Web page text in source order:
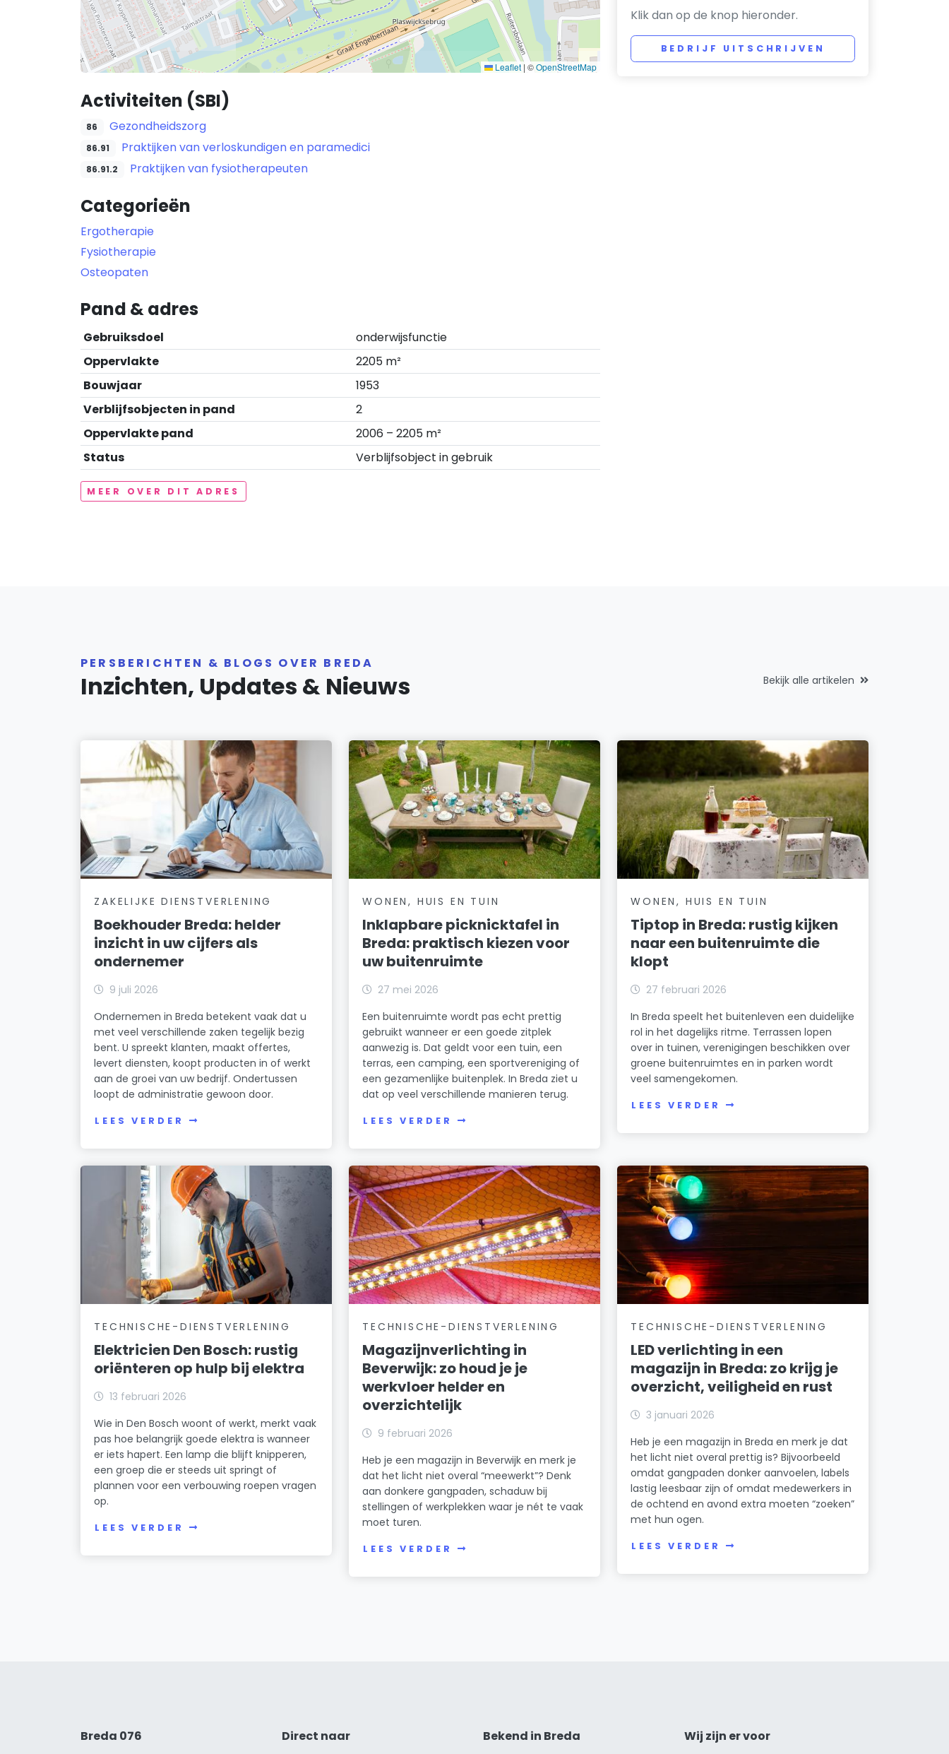
Leaflet | ©OpenStreetMap
Activiteiten (SBI)
86 Gezondheidszorg
86.91 Praktijken van verloskundigen en paramedici
86.91.2 Praktijken van fysiotherapeuten
Categorieën
Ergotherapie
Fysiotherapie
Osteopaten
Pand & adres
Gebruiksdoel
onderwijsfunctie
Oppervlakte
2205 m²
Bouwjaar
1953
Verblijfsobjecten in pand
2
Oppervlakte pand
2006 – 2205 m²
Status
Verblijfsobject in gebruik
MEER OVER DIT ADRES
Klik dan op de knop hieronder.
BEDRIJF UITSCHRIJVEN
PERSBERICHTEN & BLOGS OVER BREDA
Inzichten, Updates & Nieuws Bekijk alle artikelen
ZAKELIJKE DIENSTVERLENING
Boekhouder Breda: helder
inzicht in uw cijfers als
ondernemer
9 juli 2026
Ondernemen in Breda betekent vaak dat u
met veel verschillende zaken tegelijk bezig
bent. U spreekt klanten, maakt offertes,
levert diensten, koopt producten in of werkt
aan de groei van uw bedrijf. Ondertussen
loopt de administratie gewoon door.
LEES VERDER
WONEN, HUIS EN TUIN
Inklapbare picknicktafel in
Breda: praktisch kiezen voor
uw buitenruimte
27 mei 2026
Een buitenruimte wordt pas echt prettig
gebruikt wanneer er een goede zitplek
aanwezig is. Dat geldt voor een tuin, een
terras, een camping, een sportvereniging of
een gezamenlijke buitenplek. In Breda ziet u
dat op veel verschillende manieren terug.
LEES VERDER
WONEN, HUIS EN TUIN
Tiptop in Breda: rustig kijken
naar een buitenruimte die
klopt
27 februari 2026
In Breda speelt het buitenleven een duidelijke
rol in het dagelijks ritme. Terrassen lopen
over in tuinen, verenigingen beschikken over
groene buitenruimtes en in parken wordt
veel samengekomen.
LEES VERDER
TECHNISCHE-DIENSTVERLENING
Elektricien Den Bosch: rustig
oriënteren op hulp bij elektra
13 februari 2026
Wie in Den Bosch woont of werkt, merkt vaak
pas hoe belangrijk goede elektra is wanneer
er iets hapert. Een lamp die blijft knipperen,
een groep die er steeds uit springt of
plannen voor een verbouwing roepen vragen
op.
LEES VERDER
TECHNISCHE-DIENSTVERLENING
Magazijnverlichting in
Beverwijk: zo houd je je
werkvloer helder en
overzichtelijk
9 februari 2026
Heb je een magazijn in Beverwijk en merk je
dat het licht niet overal “meewerkt”? Denk
aan donkere gangpaden, schaduw bij
stellingen of werkplekken waar je nét te vaak
moet turen.
LEES VERDER
TECHNISCHE-DIENSTVERLENING
LED verlichting in een
magazijn in Breda: zo krijg je
overzicht, veiligheid en rust
3 januari 2026
Heb je een magazijn in Breda en merk je dat
het licht niet overal prettig is? Bijvoorbeeld
omdat gangpaden donker aanvoelen, labels
lastig leesbaar zijn of omdat medewerkers in
de ochtend en avond extra moeten “zoeken”
met hun ogen.
LEES VERDER
Breda 076 Direct naar Bekend in Breda Wij zijn er voor